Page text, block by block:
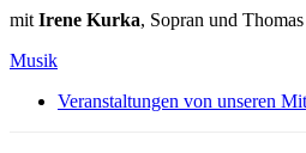
mit Irene Kurka, Sopran und
Musik
Veranstaltungen von unseren